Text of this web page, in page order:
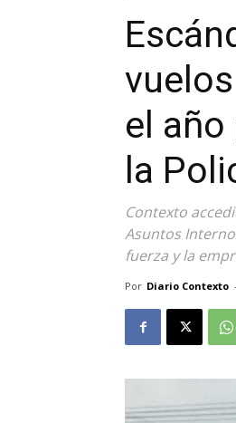
el
la
Contexto
Asuntos
fuerza y la
Por Diario Contexto -